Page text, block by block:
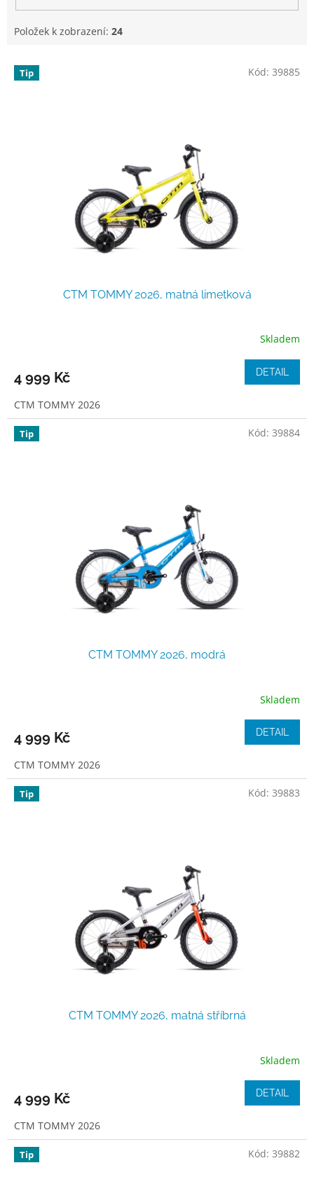
Položek k zobrazení: 24
V Tip
CTM TOMMY 2026, matná limetková
Skladem
4 999 Kč DETAIL
CTM TOMMY 2026
Kód: 39885
Tip
CTM TOMMY 2026, modrá
Skladem
4 999 Kč DETAIL
CTM TOMMY 2026
Kód: 39884
Tip
CTM TOMMY 2026, matná stříbrná
Skladem
4 999 Kč DETAIL
CTM TOMMY 2026
Kód: 39883
Tip Kód: 39882